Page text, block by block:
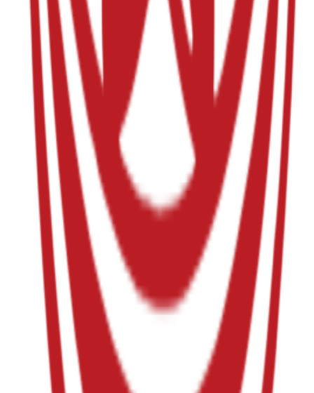
Las cenas de sábados a celebrar en la Comparsa y las bandas
que nos acompañarán este año son las siguientes:
- 27 de Junio
(Unió Musical/Pobla Llarga)
Al igual que los últimos años, la comparsa servirá las mismas
bebidas, “picaeta” y dos platos de caliente. También la
comparsa preparará para cenar bocadillos de distintas
especialidades, no habiendo platos combinados. Como en años
anteriores, los representantes de Peña informarán en el grupo a
los asistentes, para un mayor control y eficiencia en el servicio
(no haciendo falta informar de los bocadillos).
Se informará el jueves anterior a la cena de ese sábado.
Ubicación
Sede Moros Espanyols
C/ Jose Iranzo, 21
46870 Ontinyent
Plaça de Baix, 30 · 46870 Ontinyent – Valencia – España
96 238 02 52
Horario atención: Lun, Mar, Jue y Vie 18:00 – 21:00